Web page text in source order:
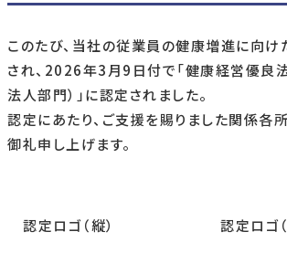
このたび、当社の従業員の健康増進に向け
され、2026年3月9日付で「健康経営優良
法人部門）」に認定されました。
認定にあたり、ご支援を賜りました関係各
御礼申し上げます。
認定ロゴ（縦） 認定ロゴ（